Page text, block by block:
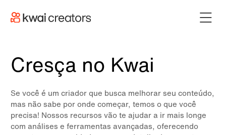
Cresça no Kwai
Se você é um criador que busca melhorar seu conteúdo,
mas não sabe por onde começar, temos o que você
precisa! Nossos recursos vão te ajudar a ir mais longe
com análises e ferramentas avançadas, oferecendo